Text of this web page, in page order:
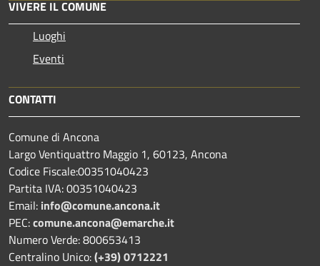
VIVERE IL COMUNE
Luoghi
Eventi
CONTATTI
Comune di Ancona
Largo Ventiquattro Maggio 1, 60123, Ancona
Codice Fiscale:00351040423
Partita IVA: 00351040423
Email: info@comune.ancona.it
PEC:comune.ancona@emarche.it
Numero Verde: 800653413
Centralino Unico:(+39) 0712221